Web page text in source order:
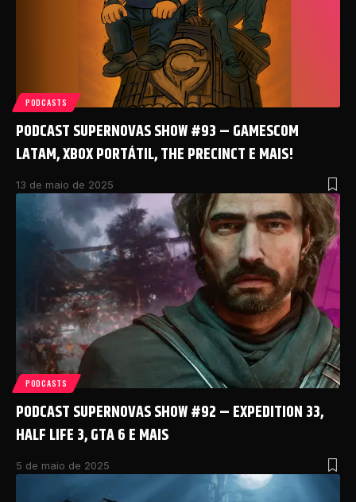
PODCASTS
PODCAST SUPERNOVAS SHOW #93 – GAMESCOM
LATAM, XBOX PORTÁTIL, THE PRECINCT E MAIS!
13 de maio de 2025
PODCASTS
PODCAST SUPERNOVAS SHOW #92 – EXPEDITION 33,
HALF LIFE 3, GTA 6 E MAIS
5 de maio de 2025